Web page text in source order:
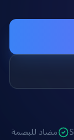
مضاد للبصمة